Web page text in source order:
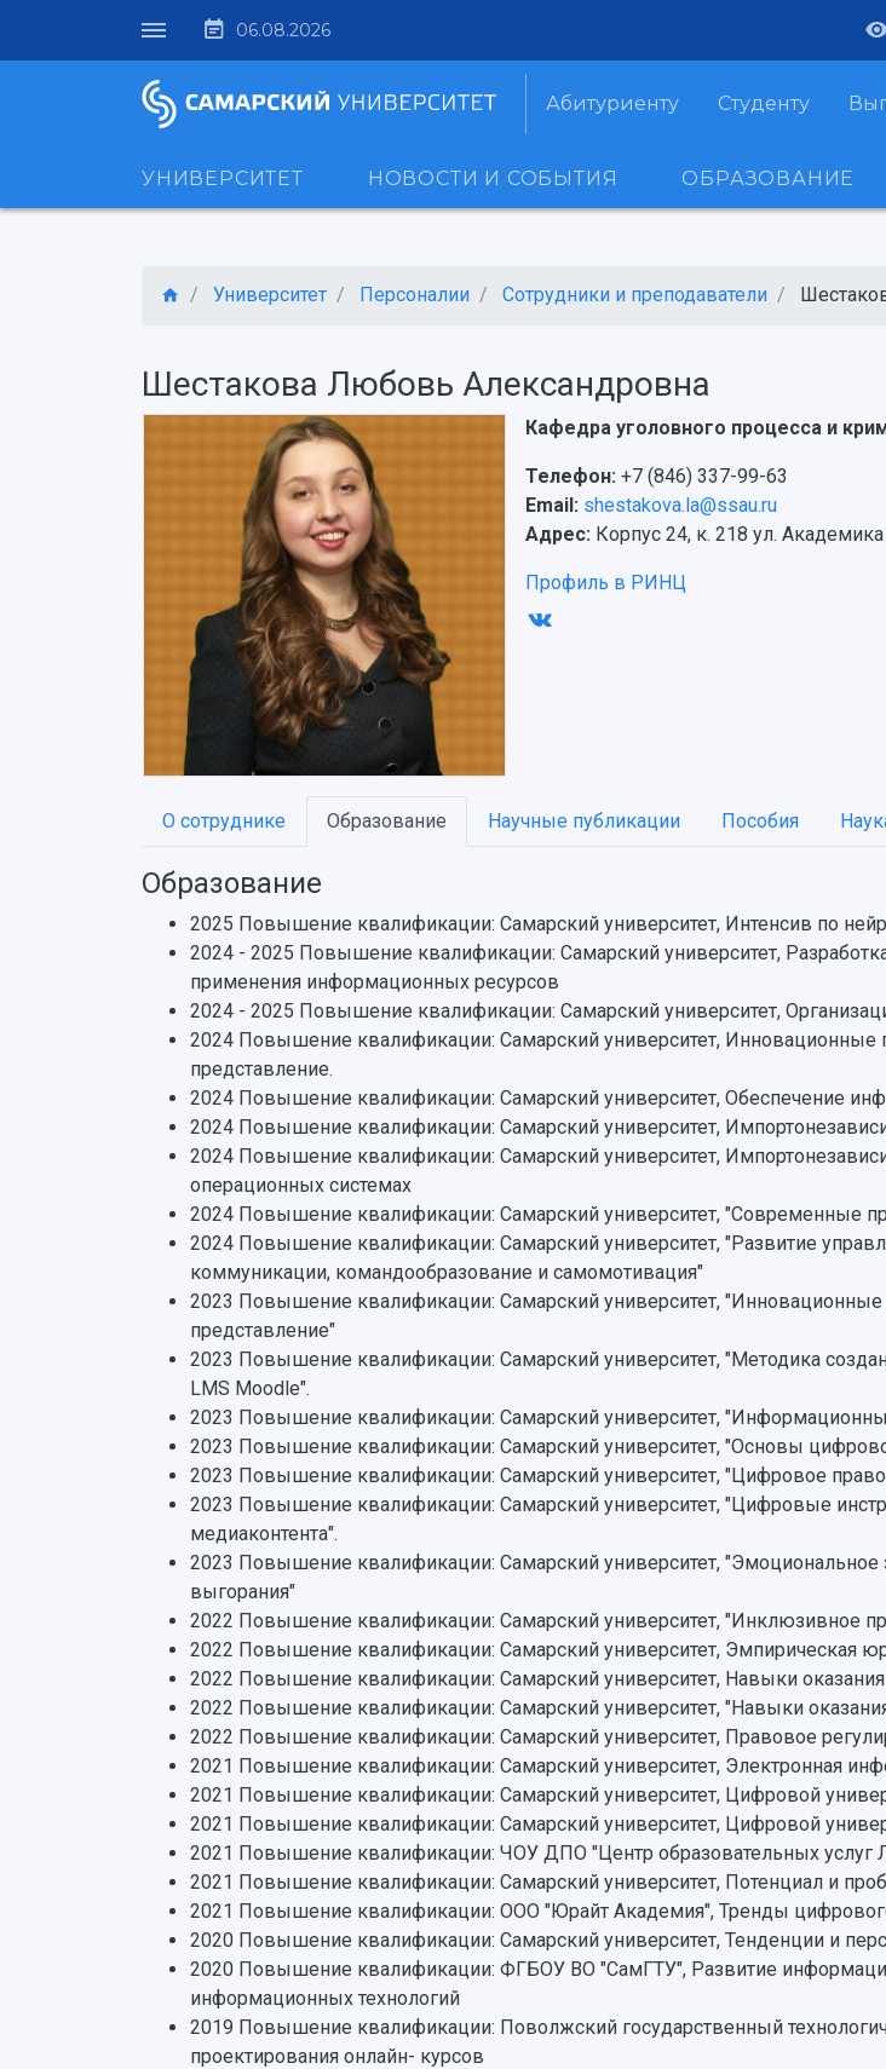
06.08.2026
Абитуриенту Студенту
УНИВЕРСИТЕТ НОВОСТИ И СОБЫТИЯ ОБРАЗОВАНИЕ
Университет Персоналии Сотрудники и преподаватели
Шестакова Любовь Александровна
Кафедра уголовного процесса и
Телефон: +7 (846) 337-99-63
Email: shestakova.la@ssau.ru
Адрес: Корпус 24, к. 218 ул.
Профиль в РИНЦ
О сотруднике Образование Научные публикации Пособия
Образование
2025 Повышение квалификации: Самарский университет, Интенсив по
2024 - 2025 Повышение квалификации: Самарский университет,
применения информационных ресурсов
2024 - 2025 Повышение квалификации: Самарский университет,
2024 Повышение квалификации: Самарский университет, Инновационные
представление.
2024 Повышение квалификации: Самарский университет, Обеспечение
2024 Повышение квалификации: Самарский университет,
2024 Повышение квалификации: Самарский университет,
операционных системах
2024 Повышение квалификации: Самарский университет, "Современные
2024 Повышение квалификации: Самарский университет, "Развитие
коммуникации, командообразование и самомотивация"
2023 Повышение квалификации: Самарский университет, "Инновационные
представление"
2023 Повышение квалификации: Самарский университет, "Методика
LMS Moodle".
2023 Повышение квалификации: Самарский университет,
2023 Повышение квалификации: Самарский университет, "Основы
2023 Повышение квалификации: Самарский университет, "Цифровое право
2023 Повышение квалификации: Самарский университет, "Цифровые
медиаконтента".
2023 Повышение квалификации: Самарский университет, "Эмоциональное
выгорания"
2022 Повышение квалификации: Самарский университет, "Инклюзивное
2022 Повышение квалификации: Самарский университет, Эмпирическая
2022 Повышение квалификации: Самарский университет, Навыки
2022 Повышение квалификации: Самарский университет, "Навыки
2022 Повышение квалификации: Самарский университет, Правовое
2021 Повышение квалификации: Самарский университет, Электронная
2021 Повышение квалификации: Самарский университет, Цифровой
2021 Повышение квалификации: Самарский университет, Цифровой
2021 Повышение квалификации: ЧОУ ДПО "Центр образовательных услуг
2021 Повышение квалификации: Самарский университет, Потенциал и
2021 Повышение квалификации: ООО "Юрайт Академия", Тренды
2020 Повышение квалификации: Самарский университет, Тенденции и
2020 Повышение квалификации: ФГБОУ ВО "СамГТУ", Развитие
информационных технологий
2019 Повышение квалификации: Поволжский государственный
проектирования онлайн- курсов